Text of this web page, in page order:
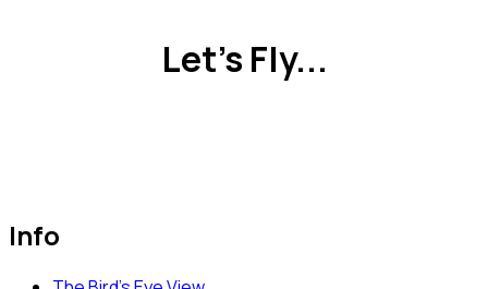
Let's Fly...
Info